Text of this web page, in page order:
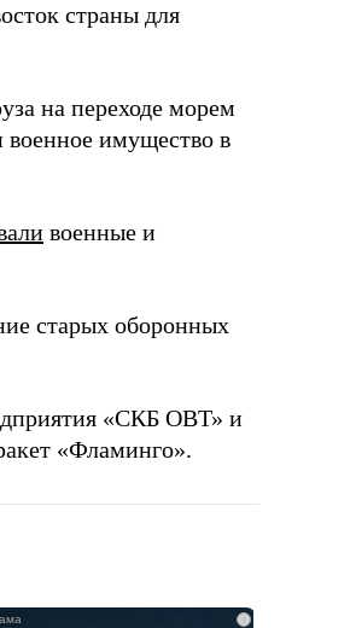
страны для
на переходе морем
военное имущество в
военные и
старых оборонных
«СКБ ОВТ» и
«Фламинго».
i